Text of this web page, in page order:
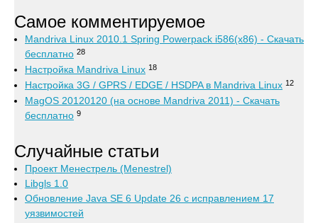
Самое комментируемое
Mandriva Linux 2010.1 Spring Powerpack i586(x86) - Скачать
бесплатно 28
Настройка Mandriva Linux 18
Настройка 3G / GPRS / EDGE / HSDPA в Mandriva Linux 12
MagOS 20120120 (на основе Mandriva 2011) - Скачать
бесплатно 9
Случайные статьи
Проект Менестрель (Menestrel)
Libgls 1.0
Обновление Java SE 6 Update 26 c исправлением 17
уязвимостей